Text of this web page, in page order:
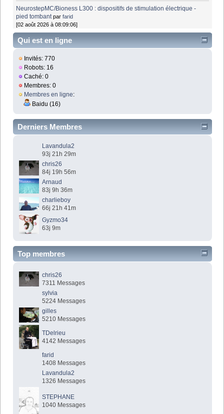
NeurostepMC/Bioness L300 : dispositifs de stimulation électrique -
pied tombant parfarid
[02 août 2026 à 08:09:06]
Qui est en ligne
Invités: 770
Robots: 16
Caché: 0
Membres: 0
Membres en ligne:
Baidu (16)
Derniers Membres
Lavandula2
93j 21h 29m
chris26
84j 19h 56m
Arnaud
83j 9h 36m
charlieboy
66j 21h 41m
Gyzmo34
63j 9m
Top membres
chris26
7311 Messages
sylvia
5224 Messages
gilles
5210 Messages
TDelrieu
4142 Messages
farid
1408 Messages
Lavandula2
1326 Messages
STEPHANE
1040 Messages